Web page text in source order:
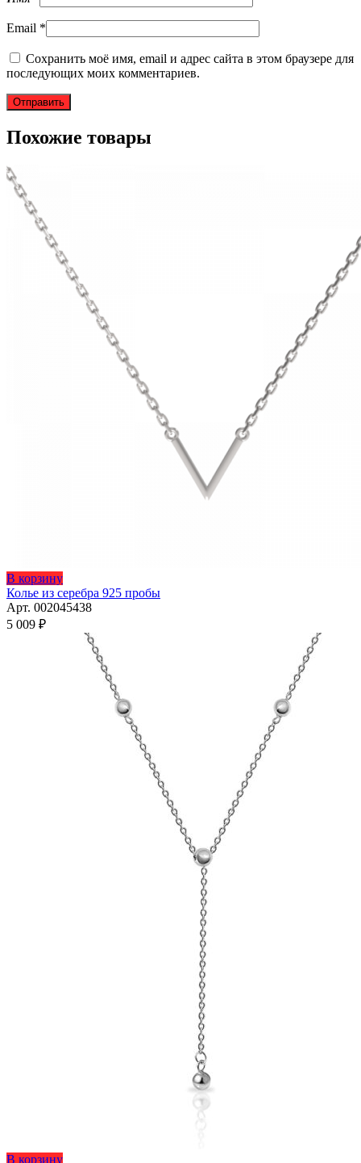
Email *
Сохранить моё имя, email и адрес сайта в этом браузере для
последующих моих комментариев.
Похожие товары
В корзинуЭтот
товар
имеет
вариаций.
Опции
можно
выбрать
Колье из серебра 925 пробы
Арт. 002045438
5 009 ₽
В корзинуЭтот